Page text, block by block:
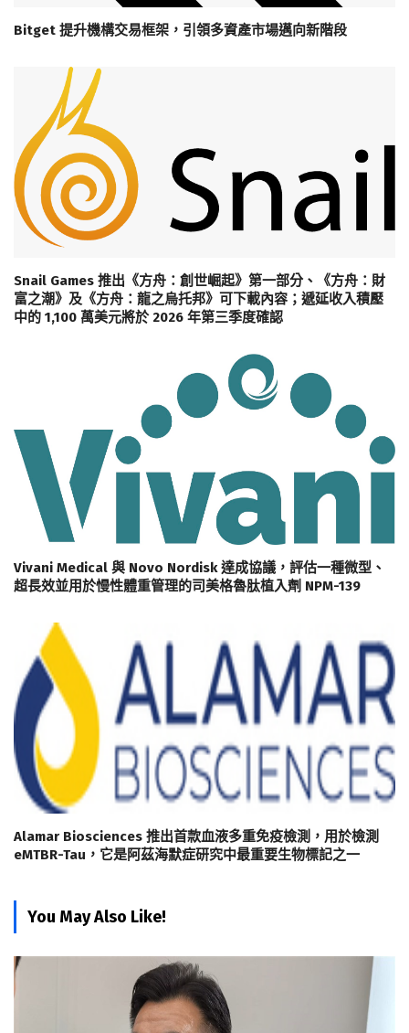
Bitget 提升機構交易框架，引領多資產市場邁向新階段
Snail Games 推出《方舟：創世崛起》第一部分、《方舟：財
富之潮》及《方舟：龍之烏托邦》可下載內容；遞延收入積壓
中的 1,100 萬美元將於 2026 年第三季度確認
Vivani Medical 與 Novo Nordisk 達成協議，評估一種微型、
超長效並用於慢性體重管理的司美格魯肽植入劑 NPM-139
Alamar Biosciences 推出首款血液多重免疫檢測，用於檢測
eMTBR-Tau，它是阿茲海默症研究中最重要生物標記之一
You May Also Like!